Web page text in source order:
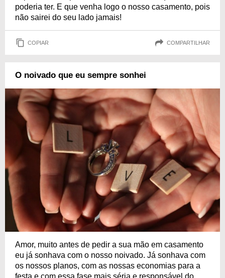
poderia ter. E que venha logo o nosso casamento, pois
não sairei do seu lado jamais!
COPIAR COMPARTILHAR
O noivado que eu sempre sonhei
Amor, muito antes de pedir a sua mão em casamento
eu já sonhava com o nosso noivado. Já sonhava com
os nossos planos, com as nossas economias para a
festa e com essa fase mais séria e responsável do